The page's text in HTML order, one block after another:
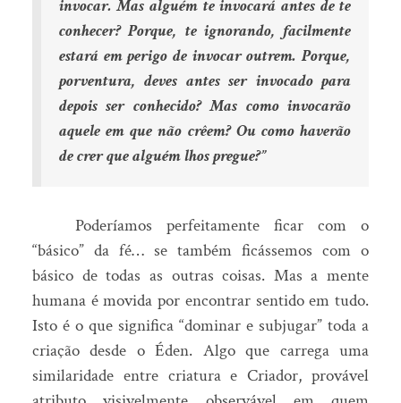
invocar. Mas alguém te invocará antes de te
conhecer? Porque, te ignorando, facilmente
estará em perigo de invocar outrem. Porque,
porventura, deves antes ser invocado para
depois ser conhecido? Mas como invocarão
aquele em que não crêem? Ou como haverão
de crer que alguém lhos pregue?”
Poderíamos perfeitamente ficar com o
“básico” da fé… se também ficássemos com o
básico de todas as outras coisas. Mas a mente
humana é movida por encontrar sentido em tudo.
Isto é o que significa “dominar e subjugar” toda a
criação desde o Éden. Algo que carrega uma
similaridade entre criatura e Criador, provável